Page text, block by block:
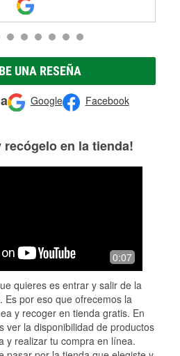
UNA RESEÑA
Google Facebook
recógelo en la tienda!
0:07
quieres es entrar y salir de la
Es por eso que ofrecemos la
y recoger en tienda gratis. En
ver la disponibilidad de productos
y realizar tu compra en línea.